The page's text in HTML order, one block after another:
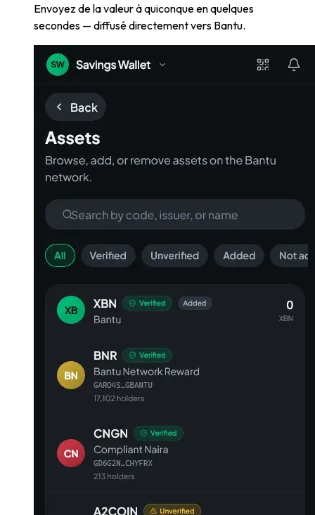
Envoyez de la valeur à quiconque en quelques
secondes — diffusé directement vers Bantu.